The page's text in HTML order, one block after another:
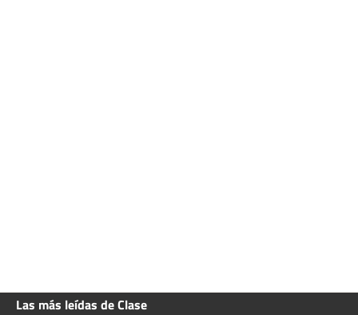
Las más leídas de Clase